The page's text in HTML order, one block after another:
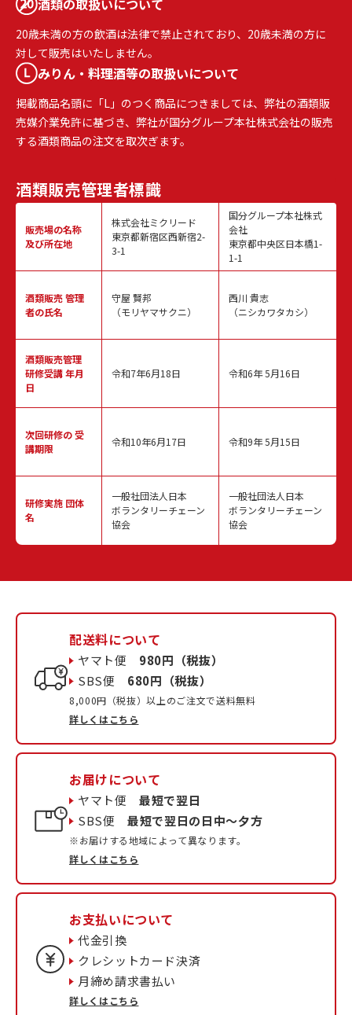
20歳未満の方の飲酒は法律で禁止されており、20歳未満の方に
対して販売はいたしません。
みりん・料理酒等の取扱いについて
掲載商品名頭に「L」のつく商品につきましては、弊社の酒類販
売媒介業免許に基づき、弊社が国分グループ本社株式会社の販売
する酒類商品の注文を取次ぎます。
酒類販売管理者標識
販売場の名称
及び所在地
酒類販売管理
者の氏名
酒類販売管理
研修受講 年月
日
次回研修の受
講期限
研修実施 団体
名
株式会社ミクリード
東京都新宿区西新宿2-
3-1
守屋 賢邦
（モリヤマサクニ）
令和7年6月18日
令和10年6月17日
一般社団法人日本
ボランタリーチェーン
協会
国分グループ本社株式
会社
東京都中央区日本橋1-
1-1
西川 貴志
（ニシカワタカシ）
令和6年 5月16日
令和9年 5月15日
一般社団法人日本
ボランタリーチェーン
協会
配送料について
ヤマト便 980円（税抜）
SBS便 680円（税抜）
8,000円（税抜）以上のご注文で送料無料
詳しくはこちら
お届けについて
ヤマト便最短で翌日
SBS便最短で翌日の日中〜夕方
※お届けする地域によって異なります。
詳しくはこちら
お支払いについて
代金引換
クレシットカード決済
月締め請求書払い
詳しくはこちら